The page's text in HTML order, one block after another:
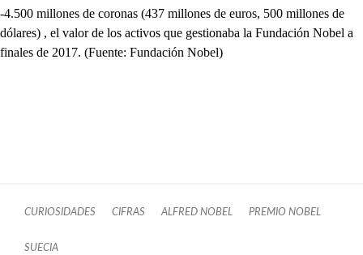
-4.500 millones de coronas (437 millones de euros, 500 millones de
dólares) , el valor de los activos que gestionaba la Fundación Nobel a
finales de 2017. (Fuente: Fundación Nobel)
CURIOSIDADES CIFRAS ALFRED NOBEL PREMIO NOBEL
SUECIA